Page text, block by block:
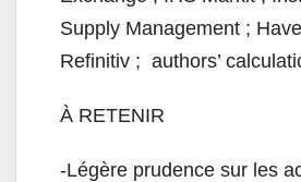
Supply Management ;
Refinitiv ; authors’
À RETENIR
-Légère prudence sur les